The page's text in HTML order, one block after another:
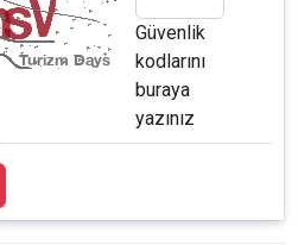
Güvenlik
kodlarını
buraya
yazınız